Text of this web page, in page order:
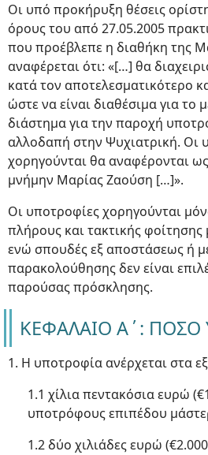
Οι υπό προκήρυξη θέσεις
όρους του από 27.05.2005
που προέβλεπε η διαθήκη της
αναφέρεται ότι: «[…] θα
κατά τον αποτελεσματικότερο
ώστε να είναι διαθέσιμα για το
διάστημα για την παροχή
αλλοδαπή στην Ψυχιατρική. Οι
χορηγούνται θα αναφέρονται
μνήμην Μαρίας Ζαούση […]».
Οι υποτροφίες χορηγούνται
πλήρους και τακτικής
ενώ σπουδές εξ αποστάσεως ή
παρακολούθησης δεν είναι
παρούσας πρόσκλησης.
ΚΕΦΑΛΑΙΟ Α΄: ΠΟΣΟ
1. Η υποτροφία ανέρχεται στα
1.1 χίλια πεντακόσια ευρώ
υποτρόφους επιπέδου
1.2 δύο χιλιάδες ευρώ